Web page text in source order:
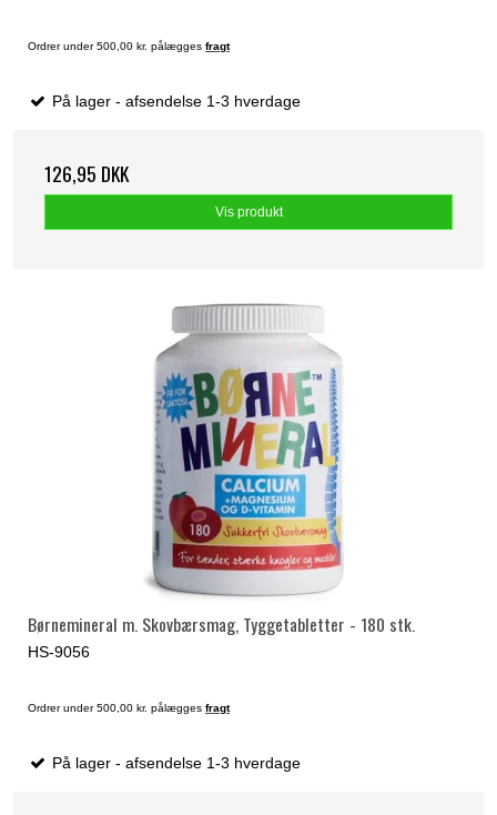
Ordrer under 500,00 kr. pålægges fragt
På lager - afsendelse 1-3 hverdage
126,95 DKK
Vis produkt
Børnemineral m. Skovbærsmag, Tyggetabletter - 180 stk.
HS-9056
Ordrer under 500,00 kr. pålægges fragt
På lager - afsendelse 1-3 hverdage